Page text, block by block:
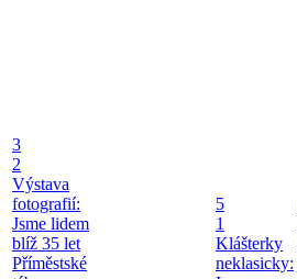
3
2
Výstava
fotografií:
Jsme lidem
blíž 35 let
Příměstské
5
1
Klášterky
neklasicky: